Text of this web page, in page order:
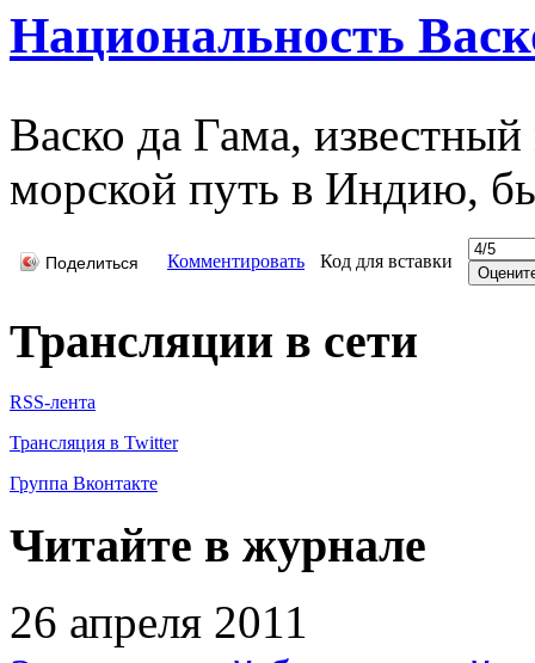
Национальность
Васко да Гама,
морской путь в Индию,
Поделиться Комментировать Код для вставки
Трансляции в сети
RSS-лента
Трансляция в Twitter
Группа Вконтакте
Читайте в журнале
26 апреля 2011